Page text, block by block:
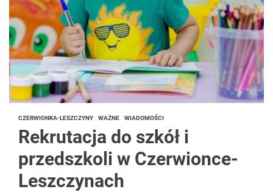
CZERWIONKA-LESZCZYNY WAŻNE WIADOMOŚCI
Rekrutacja do szkół i
przedszkoli w Czerwionce-
Leszczynach